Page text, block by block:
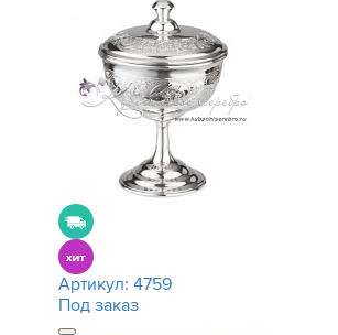
Артикул: 4759
Под заказ